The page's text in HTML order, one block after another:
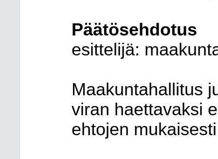
Päätösehdotus
esittelijä:
Maakuntahallitus
viran haettavaksi
ehtojen